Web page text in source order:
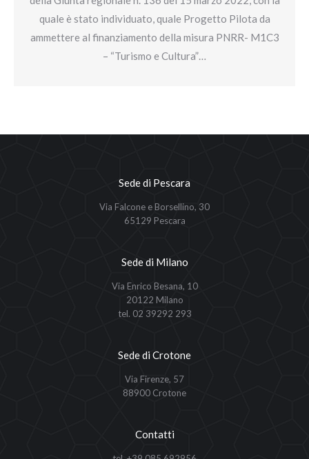
quale è stato individuato, quale Progetto Pilota da
ammettere al finanziamento della misura PNRR- M1C3
– “Turismo e Cultura”…
Sede di Pescara
Via Falcone e Borsellino, 30
65129 Pescara
Sede di Milano
Via Enrico Besana, 10
20122 Milano
tel. 02 39292 293
Sede di Crotone
Via Firenze, 57
88900 Crotone
Contatti